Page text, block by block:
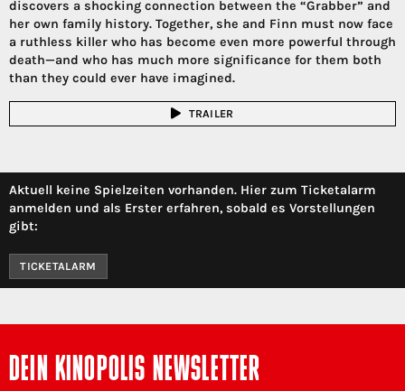
discovers a shocking connection between the “Grabber” and
her own family history. Together, she and Finn must now face
a ruthless killer who has become even more powerful through
death—and who has much more significance for them both
than they could ever have imagined.
TRAILER
Aktuell keine Spielzeiten vorhanden. Hier zum Ticketalarm
anmelden und als Erster erfahren, sobald es Vorstellungen
gibt:
TICKETALARM
DEIN KINOPOLIS NEWSLETTER